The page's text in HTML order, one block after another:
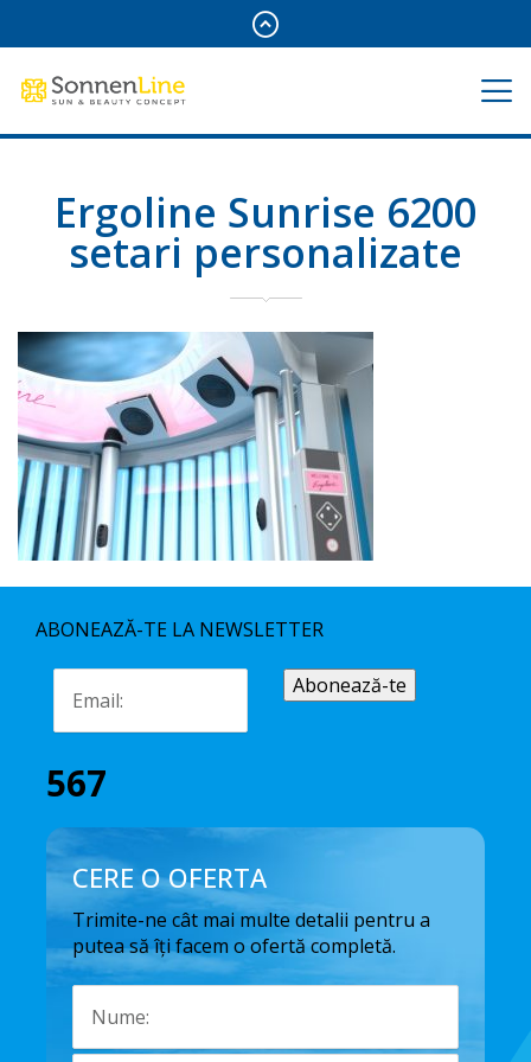
Ergoline Sunrise 6200
setari personalizate
ABONEAZĂ-TE LA NEWSLETTER
567
CERE O OFERTA
Trimite-ne cât mai multe detalii pentru a
putea să îți facem o ofertă completă.